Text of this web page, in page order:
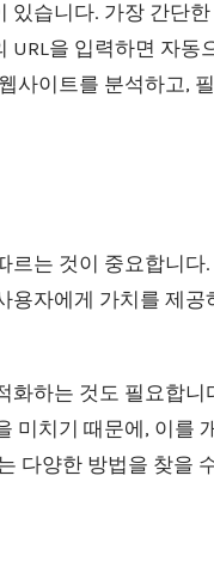
습니다. 가장 간단
을 입력하면 자동
사이트를 분석하고,
르는 것이 중요합니
자에게 가치를 제
하는 것도 필요합
미치기 때문에, 이를
다양한 방법을 찾을